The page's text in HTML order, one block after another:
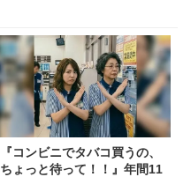
『コンビニでタバコ買うの、
ちょっと待って！！』年間11